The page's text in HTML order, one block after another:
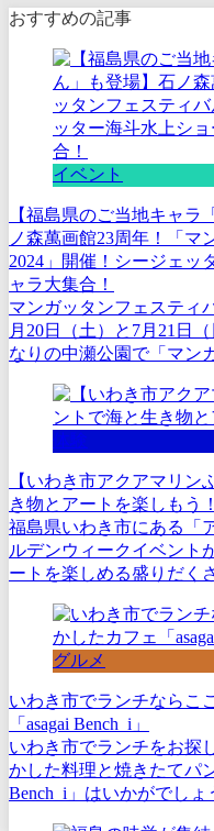
おすすめの記事
イベント
【福島県のご当地キャ
ノ森萬画館23周年！「マ
2024」開催！シージェッ
ャラ大集合！
マンガッタンフェスティ
月20日（土）と7月21日
なりの中瀬公園で「マン
体験
【いわき市アクアマリン
き物とアートを楽しもう！
福島県いわき市にある「
ルデンウィークイベント
ートを楽しめる盛りだく
グルメ
いわき市でランチならこ
「asagai Bench_i」
いわき市でランチをお探
かした料理と焼きたてパ
Bench_i」はいかがでしょ